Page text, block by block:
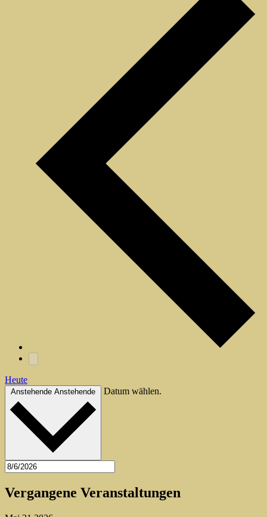
Heute
Anstehende Anstehende Datum wählen.
Vergangene Veranstaltungen